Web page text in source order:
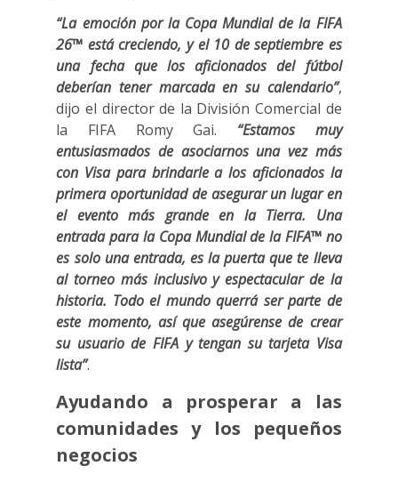
“La emoción por la Copa Mundial de la FIFA
26™ está creciendo, y el 10 de septiembre es
una fecha que los aficionados del fútbol
deberían tener marcada en su calendario”,
dijo el director de la División Comercial de
la FIFA Romy Gai. “Estamos muy
entusiasmados de asociarnos una vez más
con Visa para brindarle a los aficionados la
primera oportunidad de asegurar un lugar en
el evento más grande en la Tierra. Una
entrada para la Copa Mundial de la FIFA™ no
es solo una entrada, es la puerta que te lleva
al torneo más inclusivo y espectacular de la
historia. Todo el mundo querrá ser parte de
este momento, así que asegúrense de crear
su usuario de FIFA y tengan su tarjeta Visa
lista”.
Ayudando a prosperar a las
comunidades y los pequeños
negocios